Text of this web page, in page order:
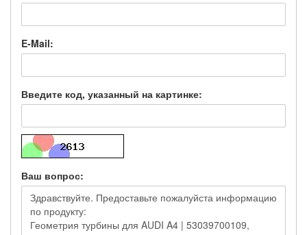
E-Mail:
Введите код, указанный на картинке:
Ваш вопрос: